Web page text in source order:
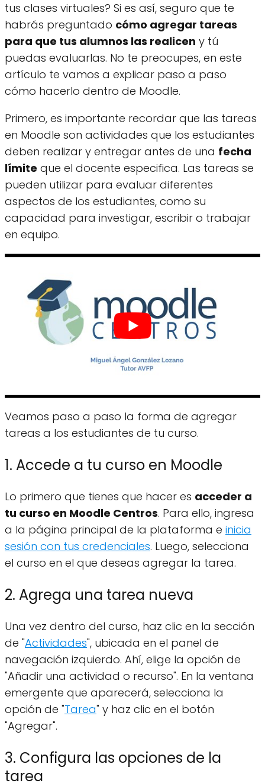
tus clases virtuales? Si es así, seguro que te
habrás preguntado cómo agregar tareas
para que tus alumnos las realicen y tú
puedas evaluarlas. No te preocupes, en este
artículo te vamos a explicar paso a paso
cómo hacerlo dentro de Moodle.
Primero, es importante recordar que las tareas
en Moodle son actividades que los estudiantes
deben realizar y entregar antes de una fecha
límite que el docente especifica. Las tareas se
pueden utilizar para evaluar diferentes
aspectos de los estudiantes, como su
capacidad para investigar, escribir o trabajar
en equipo.
Veamos paso a paso la forma de agregar
tareas a los estudiantes de tu curso.
1. Accede a tu curso en Moodle
Lo primero que tienes que hacer es acceder a
tu curso en Moodle Centros. Para ello, ingresa
a la página principal de la plataforma e inicia
sesión con tus credenciales. Luego, selecciona
el curso en el que deseas agregar la tarea.
2. Agrega una tarea nueva
Una vez dentro del curso, haz clic en la sección
de "Actividades", ubicada en el panel de
navegación izquierdo. Ahí, elige la opción de
"Añadir una actividad o recurso". En la ventana
emergente que aparecerá, selecciona la
opción de "Tarea" y haz clic en el botón
"Agregar".
3. Configura las opciones de la
tarea